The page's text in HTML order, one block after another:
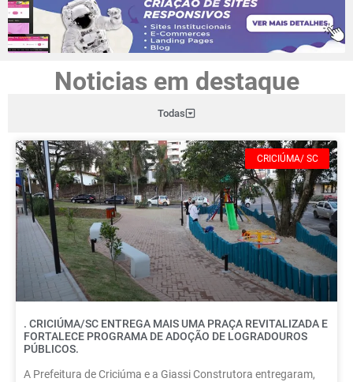
Noticias em destaque
Todas
CRICIÚMA/ SC
. CRICIÚMA/SC ENTREGA MAIS UMA PRAÇA REVITALIZADA E
FORTALECE PROGRAMA DE ADOÇÃO DE LOGRADOUROS
PÚBLICOS.
A Prefeitura de Criciúma e a Giassi Construtora entregaram,